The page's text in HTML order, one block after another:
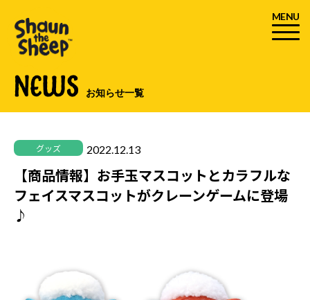
MENU
NEWS お知らせ一覧
グッズ 2022.12.13
【商品情報】お手玉マスコットとカラフルな
フェイスマスコットがクレーンゲームに登場
♪